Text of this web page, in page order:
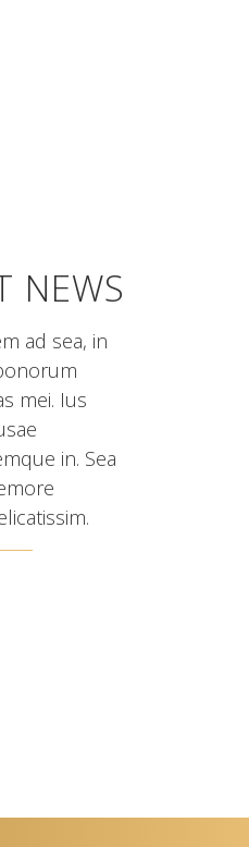
NEWS
ad sea, in
mei. Ius
in. Sea